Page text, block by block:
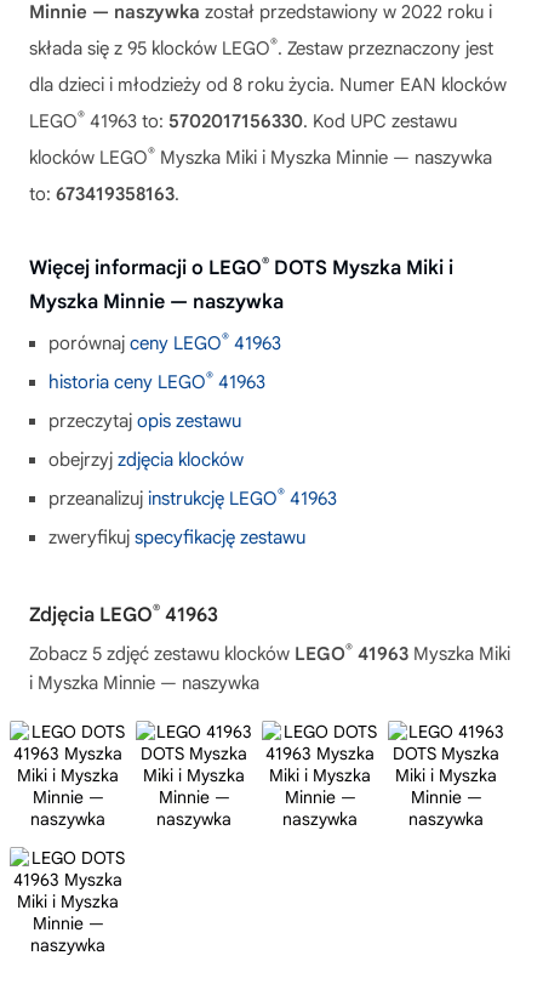
Minnie — naszywka został przedstawiony w 2022 roku i
składa się z 95 klocków LEGO®. Zestaw przeznaczony jest
dla dzieci i młodzieży od 8 roku życia. Numer EAN klocków
LEGO® 41963 to: 5702017156330. Kod UPC zestawu
klocków LEGO® Myszka Miki i Myszka Minnie — naszywka
to: 673419358163.
Więcej informacji o LEGO® DOTS Myszka Miki i
Myszka Minnie — naszywka
porównaj ceny LEGO® 41963
historia ceny LEGO® 41963
przeczytaj opis zestawu
obejrzyj zdjęcia klocków
przeanalizuj instrukcję LEGO® 41963
zweryfikuj specyfikację zestawu
Zdjęcia LEGO® 41963
Zobacz 5 zdjęć zestawu klocków LEGO® 41963 Myszka Miki
i Myszka Minnie — naszywka